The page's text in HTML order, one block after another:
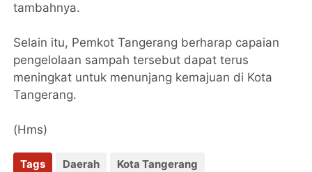
tambahnya.
Selain itu, Pemkot Tangerang berharap capaian
pengelolaan sampah tersebut dapat terus
meningkat untuk menunjang kemajuan di Kota
Tangerang.
(Hms)
Tags Daerah Kota Tangerang